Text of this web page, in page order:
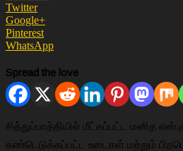
Twitter
Google+
Pinterest
WhatsApp
Spread the love
சித்துப்பாத்தியில் மீட்கப்பட்ட மனித
கண்டெடுக்கப்பட்ட உடைகள் மற்றும்